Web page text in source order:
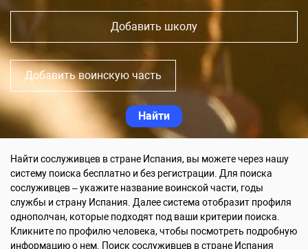
Добавить школу
Добавить воинскую часть
Найти сослуживцев в стране Испания, вы можете через нашу
систему поиска бесплатно и без регистрации. Для поиска
сослуживцев – укажите название воинской части, годы
службы и страну Испания. Далее система отобразит профиля
однополчан, которые подходят под ваши критерии поиска.
Кликните по профилю человека, чтобы посмотреть подробную
информацию о нем. Поиск сослуживцев в стране Испания